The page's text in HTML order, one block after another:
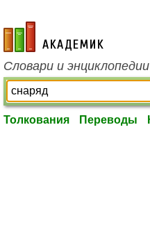
academic.ru
Словари и
Толкования Переводы